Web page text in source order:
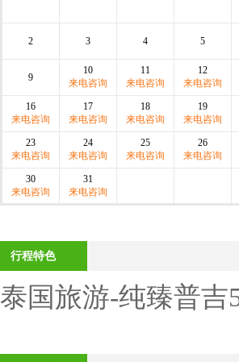
2 3 4 5
9
10
来电咨询
11
来电咨询
12
来电咨询
16
来电咨询
17
来电咨询
18
来电咨询
19
来电咨询
23
来电咨询
24
来电咨询
25
来电咨询
26
来电咨询
30
来电咨询
31
来电咨询
行程特色
泰国旅游-纯臻普吉